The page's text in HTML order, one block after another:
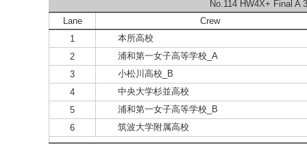
No.114 HW4X+ Final A
Lane
Crew
1
本所高校
2
浦和第一女子高等学校_A
3
小松川高校_B
4
中央大学杉並高校
5
浦和第一女子高等学校_B
6
筑波大学附属高校